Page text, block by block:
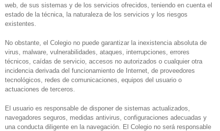
web, de sus sistemas y de los servicios ofrecidos, teniendo en cuenta el
estado de la técnica, la naturaleza de los servicios y los riesgos
existentes.
No obstante, el Colegio no puede garantizar la inexistencia absoluta de
virus, malware, vulnerabilidades, ataques, interrupciones, errores
técnicos, caídas de servicio, accesos no autorizados o cualquier otra
incidencia derivada del funcionamiento de Internet, de proveedores
tecnológicos, redes de comunicaciones, equipos del usuario o
actuaciones de terceros.
El usuario es responsable de disponer de sistemas actualizados,
navegadores seguros, medidas antivirus, configuraciones adecuadas y
una conducta diligente en la navegación. El Colegio no será responsable